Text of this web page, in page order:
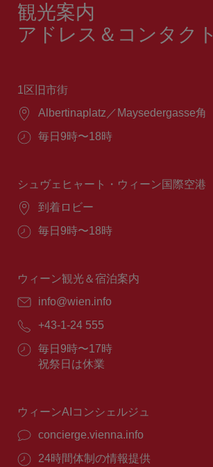
観光案内
アドレス＆コンタクト
1区旧市街
場
Albertinaplatz／Maysedergasse角
営
間：
毎日9時〜18時
シュヴェヒャート・ウィーン国際空港
場
到着ロビー
営
間：
毎日9時〜18時
ウィーン観光＆宿泊案内
E
ー
ル：
info@wien.info
電
番
号：
+43-1-24 555
営
業
毎日9時〜17時
祝祭日は休業
ウィーンAIコンシェルジュ
concierge.vienna.info
24時間体制の情報提供